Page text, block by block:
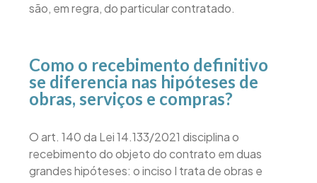
são, em regra, do particular contratado.
Como o recebimento definitivo
se diferencia nas hipóteses de
obras, serviços e compras?
O art. 140 da Lei 14.133/2021 disciplina o
recebimento do objeto do contrato em duas
grandes hipóteses: o inciso I trata de obras e